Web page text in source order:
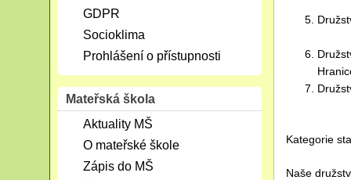
Kategorie
Naše
GDPR
Socioklima
Prohlášení o přístupnosti
Mateřská škola
Aktuality MŠ
O mateřské škole
Zápis do MŠ